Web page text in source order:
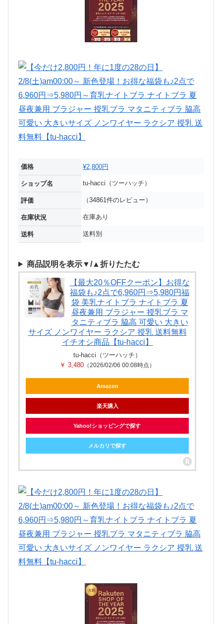
価格 ¥2,800円
ショップ名 tu-hacci（ツーハッチ）
評価 （34861件のレビュー）
在庫状況 在庫あり
送料 送料別
商品説明を表示▼/▲折りたたむ
【最大20％OFFクーポン】お得な
福袋も♪2点で6,960円⇒5,980円福
袋 美乳ナイトブラ ナイトブラ 夏
昼夜兼用 ブラジャー 授乳ブラ マ
タニティブラ 脇高 可愛い 大きい
サイズ ノンワイヤー ラクシア 授乳 送料無料
イチオシ商品【tu-hacci】
tu-hacci（ツーハッチ）
￥ 3,480 （2026/02/06 00:08時点）
Amazon
楽天購入
Yahoo!ショッピングで探す
メルカリで探す